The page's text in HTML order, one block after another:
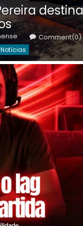
Comment(0)